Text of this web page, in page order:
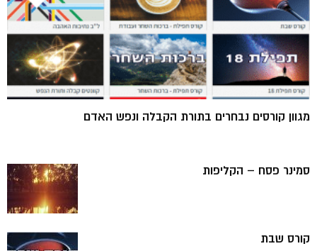
מגוון קורסים נבחרים בתורת הקבלה ונפש האדם
סמינר פסח – הקליפות
קורס שבת